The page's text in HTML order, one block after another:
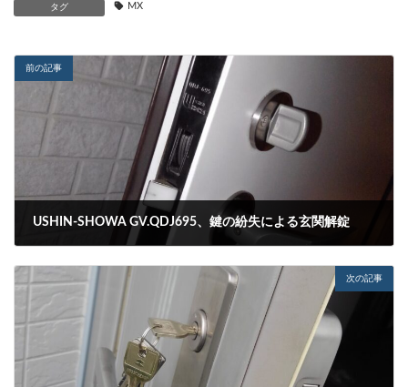
タグ MX
前の記事
USHIN-SHOWA GV.QDJ695、鍵の紛失による玄関解錠
次の記事